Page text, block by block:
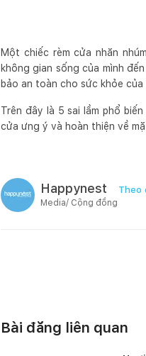
Một chiếc rèm cửa nhăn
không gian sống của mình
bảo an toàn cho sức khỏe
Trên đây là 5 sai lầm phổ
cửa ưng ý và hoàn thiện về
Happynest Theo
Media/ Cộng đồng
Bài đăng liên quan